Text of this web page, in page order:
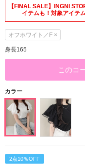
【FINAL SALE】INGNI
イテムも！対象アイテ
オフホワイト／F ×
身長165
このコ
カラー
2点10％OFF